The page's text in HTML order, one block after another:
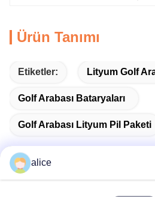
Ürün Tanımı
Etiketler: Lityum Golf
Golf Arabası Bataryaları
Golf Arabası Lityum Pil Paketi
alice